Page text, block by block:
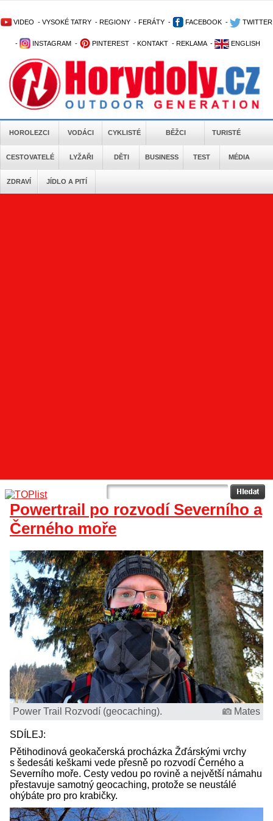
VIDEO - VYSOKÉ TATRY - REGIONY - FERÁTY - FACEBOOK - TWITTER
- INSTAGRAM - PINTEREST - KONTAKT - REKLAMA - ENGLISH
HOROLEZCI VODÁCI CYKLISTÉ BĚŽCI TURISTÉ
CESTOVATELÉ LYŽAŘI DĚTI BUSINESS TEST MÉDIA
ZDRAVÍ JÍDLO A PITÍ
Powertrail po rozvodí Severního a
Černého moře
Power Trail Rozvodí (geocaching). Mates
SDÍLEJ:
Pětihodinová geokačerská procházka Žďárskými vrchy
s šedesáti keškami vede přesně po rozvodí Černého a
Severního moře. Cesty vedou po rovině a největší námahu
přestavuje samotný geocaching, protože se neustálé
ohýbáte pro pro krabičky.